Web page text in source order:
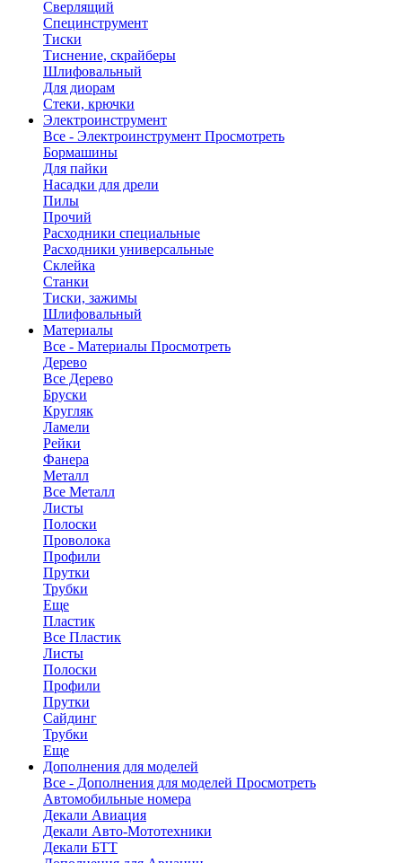
Сверлящий
Специнструмент
Тиски
Тиснение, скрайберы
Шлифовальный
Для диорам
Стеки, крючки
Электроинструмент
Все - Электроинструмент Просмотреть
Бормашины
Для пайки
Насадки для дрели
Пилы
Прочий
Расходники специальные
Расходники универсальные
Склейка
Станки
Тиски, зажимы
Шлифовальный
Материалы
Все - Материалы Просмотреть
Дерево
Все Дерево
Бруски
Кругляк
Ламели
Рейки
Фанера
Металл
Все Металл
Листы
Полоски
Проволока
Профили
Прутки
Трубки
Еще
Пластик
Все Пластик
Листы
Полоски
Профили
Прутки
Сайдинг
Трубки
Еще
Дополнения для моделей
Все - Дополнения для моделей Просмотреть
Автомобильные номера
Декали Авиация
Декали Авто-Мототехники
Декали БТТ